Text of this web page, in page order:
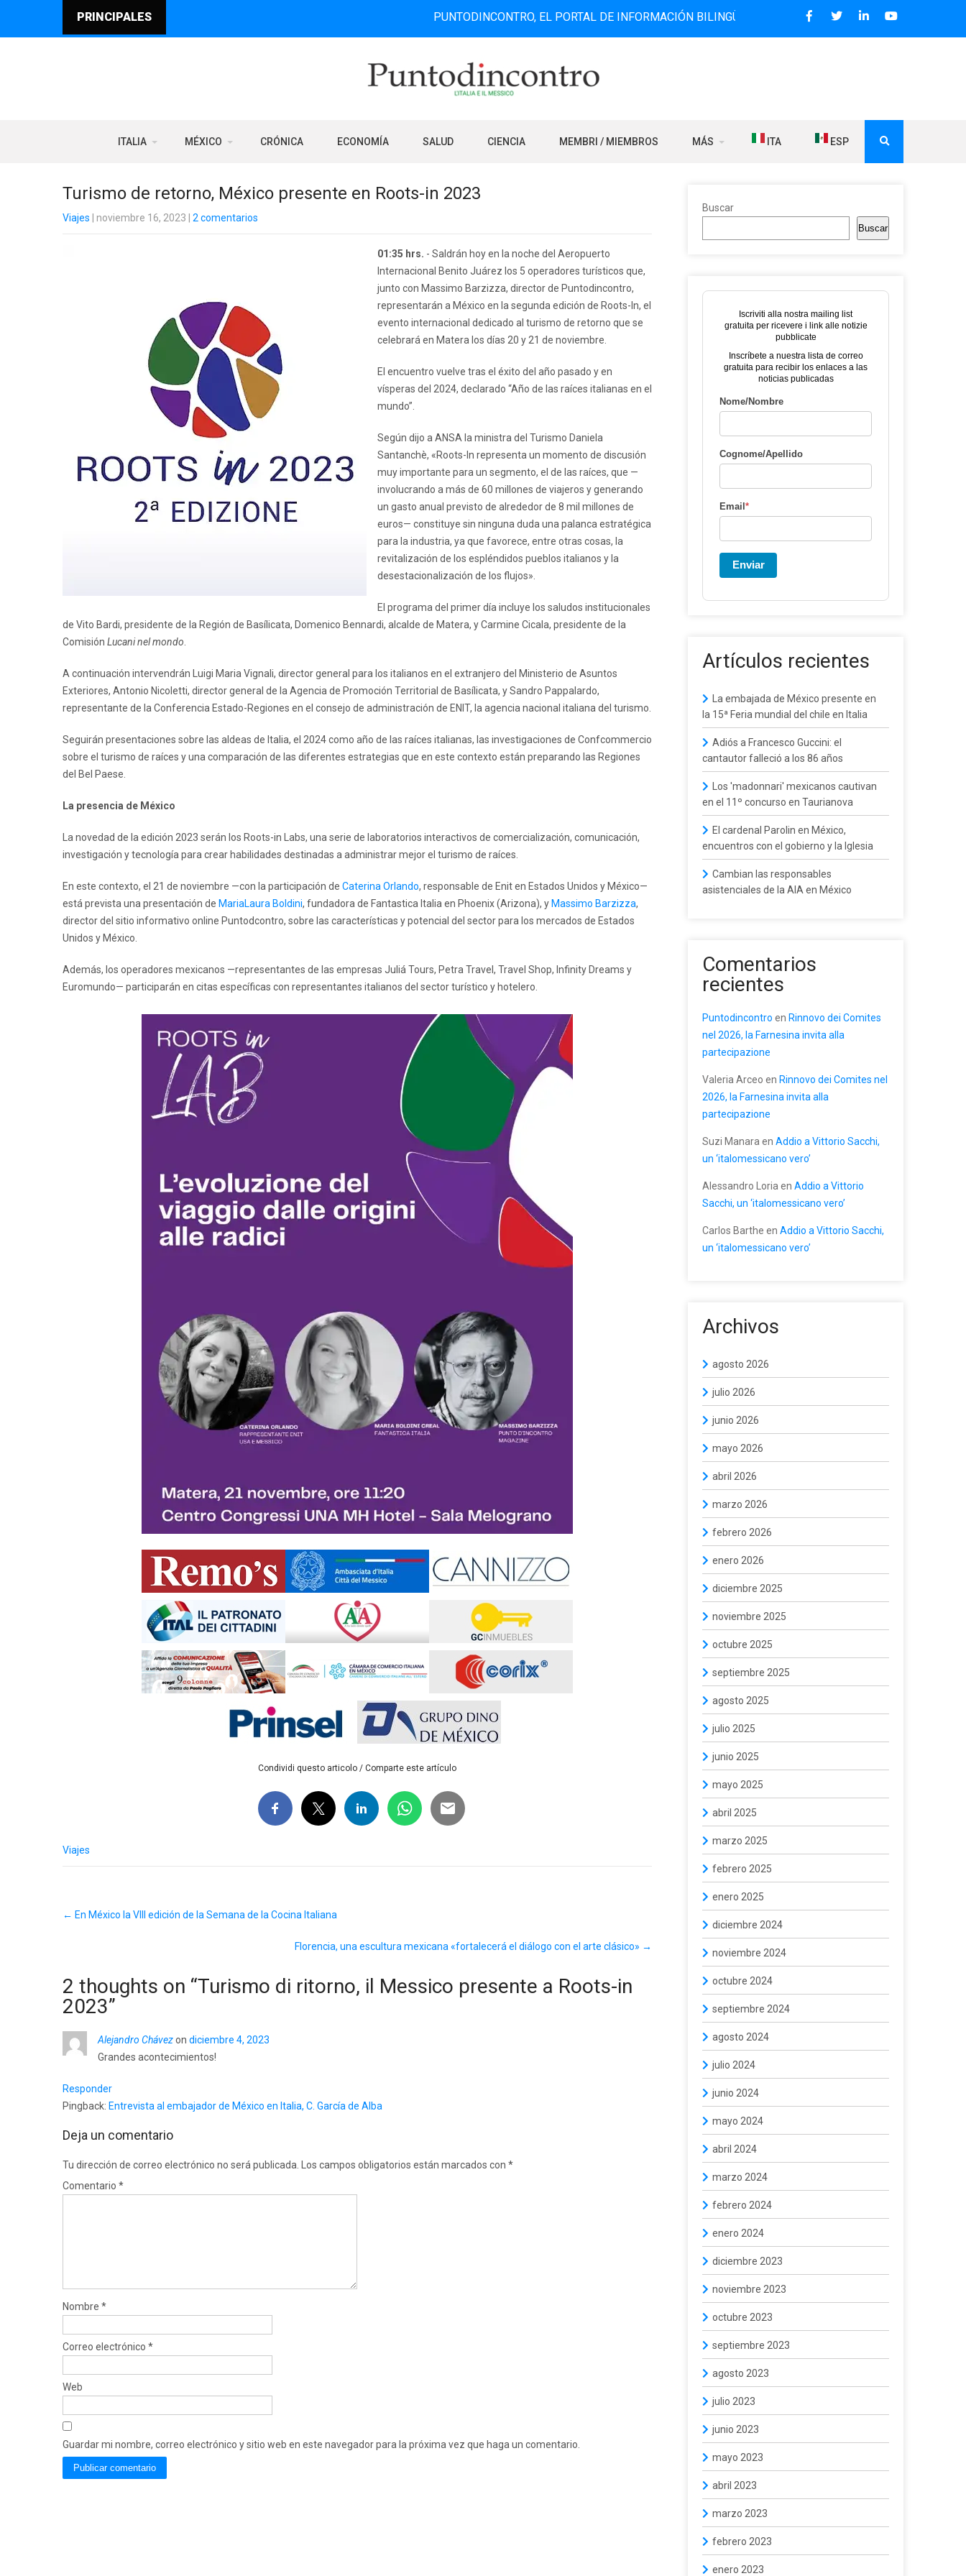
PRINCIPALES PUNTODINCONTRO, EL PORTAL DE INFORMACIÓN BILINGÜE QUE DESDE 2006 DIFUNDE NOTICIAS SOBRE LA
ITALIA MÉXICO CRÓNICA ECONOMÍA SALUD CIENCIA MEMBRI / MIEMBROS MÁS ITA ESP
Turismo de retorno, México presente en Roots-in 2023
Viajes | noviembre 16, 2023 2 comentarios
01:35 hrs. - Saldrán hoy en la noche del Aeropuerto
Internacional Benito Juárez los 5 operadores turísticos que,
junto con Massimo Barzizza, director de Puntodincontro,
representarán a México en la segunda edición de Roots-In, el
evento internacional dedicado al turismo de retorno que se
celebrará en Matera los días 20 y 21 de noviembre.
El encuentro vuelve tras el éxito del año pasado y en
vísperas del 2024, declarado “Año de las raíces italianas en el
mundo”.
Según dijo a ANSA la ministra del Turismo Daniela
Santanchè, «Roots-In representa un momento de discusión
muy importante para un segmento, el de las raíces, que —
involucrando a más de 60 millones de viajeros y generando
un gasto anual previsto de alrededor de 8 mil millones de
euros— constituye sin ninguna duda una palanca estratégica
para la industria, ya que favorece, entre otras cosas, la
revitalización de los espléndidos pueblos italianos y la
desestacionalización de los flujos».
El programa del primer día incluye los saludos institucionales
de Vito Bardi, presidente de la Región de Basílicata, Domenico Bennardi, alcalde de Matera, y Carmine Cicala, presidente de la
Comisión Lucani nel mondo
A continuación intervendrán Luigi Maria Vignali, director general para los italianos en el extranjero del Ministerio de Asuntos
Exteriores, Antonio Nicoletti, director general de la Agencia de Promoción Territorial de Basílicata, y Sandro Pappalardo,
representante de la Conferencia Estado-Regiones en el consejo de administración de ENIT, la agencia nacional italiana del turismo.
Seguirán presentaciones sobre las aldeas de Italia, el 2024 como año de las raíces italianas, las investigaciones de Confcommercio
sobre el turismo de raíces y una comparación de las diferentes estrategias que en este contexto están preparando las Regiones
del Bel Paese.
La presencia de México
La novedad de la edición 2023 serán los Roots-in Labs, una serie de laboratorios interactivos de comercialización, comunicación,
investigación y tecnología para crear habilidades destinadas a administrar mejor el turismo de raíces.
En este contexto, el 21 de noviembre —con la participación de Caterina Orlando, responsable de Enit en Estados Unidos y México—
está prevista una presentación de MariaLaura Boldini, fundadora de Fantastica Italia en Phoenix (Arizona), y Massimo Barzizza,
director del sitio informativo online Puntodcontro, sobre las características y potencial del sector para los mercados de Estados
Unidos y México.
Además, los operadores mexicanos —representantes de las empresas Juliá Tours, Petra Travel, Travel Shop, Infinity Dreams y
Euromundo— participarán en citas específicas con representantes italianos del sector turístico y hotelero.
Condividi questo articolo / Comparte este artículo
Viajes
navigation
← En México la VIII edición de la Semana de la Cocina Italiana
Florencia, una escultura mexicana «fortalecerá el diálogo con el arte clásico» →
2 thoughts on “Turismo di ritorno, il Messico presente a Roots-in
2023”
Alejandro Chávezon diciembre 4, 2023
Grandes acontecimientos!
Responder
Pingback: Entrevista al embajador de México en Italia, C. García de Alba
Deja un comentario
Tu dirección de correo electrónico no será publicada. Los campos obligatorios están marcados con *
Comentario *
Nombre *
Correo electrónico *
Web
Guardar mi nombre, correo electrónico y sitio web en este navegador para la próxima vez que haga un comentario.
Buscar
Buscar
Iscriviti alla nostra mailing list
gratuita per ricevere i link alle notizie
pubblicate
Inscríbete a nuestra lista de correo
gratuita para recibir los enlaces a las
noticias publicadas
Nome/Nombre
Cognome/Apellido
Email *
Enviar
Artículos recientes
La embajada de México presente en
la 15ª Feria mundial del chile en Italia
Adiós a Francesco Guccini: el
cantautor falleció a los 86 años
Los 'madonnari' mexicanos cautivan
en el 11º concurso en Taurianova
El cardenal Parolin en México,
encuentros con el gobierno y la Iglesia
Cambian las responsables
asistenciales de la AIA en México
Comentarios
recientes
Puntodincontro en Rinnovo dei Comites
nel 2026, la Farnesina invita alla
partecipazione
Valeria Arceo en Rinnovo dei Comites nel
2026, la Farnesina invita alla
partecipazione
Suzi Manara en Addio a Vittorio Sacchi,
un ‘italomessicano vero’
Alessandro Loria en Addio a Vittorio
Sacchi, un ‘italomessicano vero’
Carlos Barthe en Addio a Vittorio Sacchi,
un ‘italomessicano vero’
Archivos
agosto 2026
julio 2026
junio 2026
mayo 2026
abril 2026
marzo 2026
febrero 2026
enero 2026
diciembre 2025
noviembre 2025
octubre 2025
septiembre 2025
agosto 2025
julio 2025
junio 2025
mayo 2025
abril 2025
marzo 2025
febrero 2025
enero 2025
diciembre 2024
noviembre 2024
octubre 2024
septiembre 2024
agosto 2024
julio 2024
junio 2024
mayo 2024
abril 2024
marzo 2024
febrero 2024
enero 2024
diciembre 2023
noviembre 2023
octubre 2023
septiembre 2023
agosto 2023
julio 2023
junio 2023
mayo 2023
abril 2023
marzo 2023
febrero 2023
enero 2023